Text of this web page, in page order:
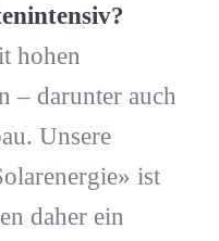
hohen
– darunter auch
Unsere
ist
daher ein